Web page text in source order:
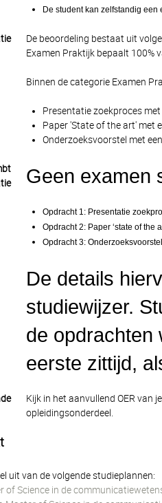
De student kan zelfstandig
De beoordeling bestaat uit
Examen Praktijk bepaalt 100%
Binnen de categorie Examen
Presentatie zoekproces
Paper 'State of the art' met
Onderzoeksvoorstel met
Geen examen
Opdracht 1: Presentatie
Opdracht 2: Paper ‘state of the
Opdracht 3:
De details
studiewijzer.
de opdrachten
eerste zittijd,
Kijk in het aanvullend OER van
opleidingsonderdeel.
uit van de volgende studieplannen:
of Science in de